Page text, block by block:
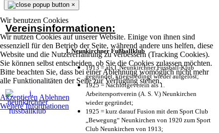
Wir benutzen Cookies
Wir nutzen Cookies auf unserer Website. Einige von ihnen sind
essenziell für den Betrieb der Seite, während andere uns helfen, diese
Website und die Nutzererfahrung zu verbessern (Tracking Cookies).
Sie können selbst entscheiden, ob Sie die Cookies zulassen möchten.
Bitte beachten Sie, dass bei einer Ablehnung womöglich nicht mehr
alle Funktionalitäten der Seite zur Verfügung stehen.
Akzeptieren Ablehnen
Weitere Informationen
×
Vereinsinformationen:
I. Neunkirchner Fußballklub
1913 = als I. Neunkirchner Fussball-Klub
gegründet, kriegsbedingt wieder aufgelöst;
1925 = Nachfolgeverein als 1.
Arbeitersportverein (A. S. V.) Neunkirchen
wieder gegründet;
1925 = kurz darauf Fusion mit dem Sport Club
„Bewegung“ Neunkirchen von 1920 zum Sport
Club Neunkirchen von 1913;